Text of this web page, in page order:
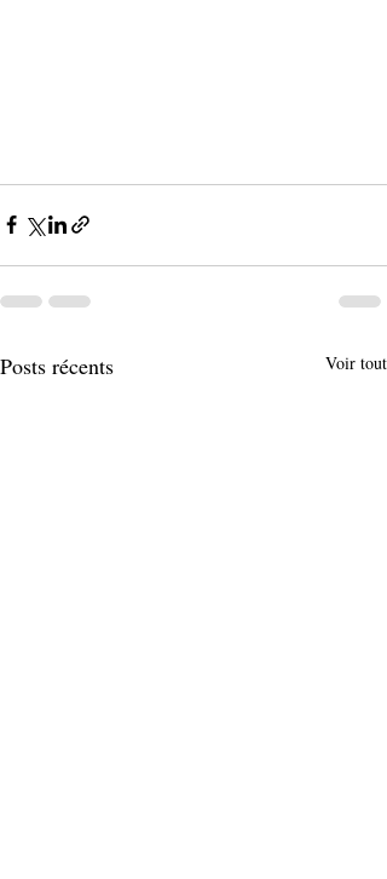
Posts récents Voir tout